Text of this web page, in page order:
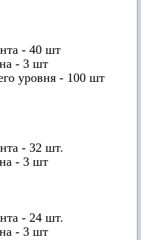
- 40 шт
- 3 шт
уровня - 100 шт
- 32 шт.
- 3 шт
- 24 шт.
- 3 шт